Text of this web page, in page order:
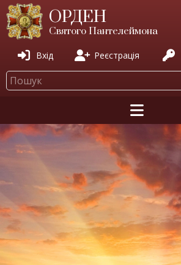
ОРДЕН
Святого Пантелеймона
Вхід Реєстрація